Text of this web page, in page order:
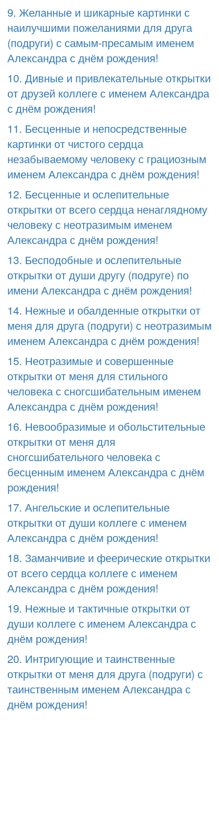
9. Желанные и шикарные картинки с
наилучшими пожеланиями для друга
(подруги) с самым-пресамым именем
Александра с днём рождения!
10. Дивные и привлекательные открытки
от друзей коллеге с именем Александра
с днём рождения!
11. Бесценные и непосредственные
картинки от чистого сердца
незабываемому человеку с грациозным
именем Александра с днём рождения!
12. Бесценные и ослепительные
открытки от всего сердца ненаглядному
человеку с неотразимым именем
Александра с днём рождения!
13. Бесподобные и ослепительные
открытки от души другу (подруге) по
имени Александра с днём рождения!
14. Нежные и обалденные открытки от
меня для друга (подруги) с неотразимым
именем Александра с днём рождения!
15. Неотразимые и совершенные
открытки от меня для стильного
человека с сногсшибательным именем
Александра с днём рождения!
16. Невообразимые и обольстительные
открытки от меня для
сногсшибательного человека с
бесценным именем Александра с днём
рождения!
17. Ангельские и ослепительные
открытки от души коллеге с именем
Александра с днём рождения!
18. Заманчивие и феерические открытки
от всего сердца коллеге с именем
Александра с днём рождения!
19. Нежные и тактичные открытки от
души коллеге с именем Александра с
днём рождения!
20. Интригующие и таинственные
открытки от меня для друга (подруги) с
таинственным именем Александра с
днём рождения!